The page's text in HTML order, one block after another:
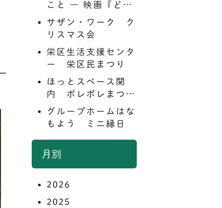
こと ― 映画『どう
すればよかった
か？』上映会＆対談
サザン・ワーク ク
リスマス会
栄区生活支援センタ
ー 栄区民まつり
ほっとスペース関
内 ポレポレまつり
報告
グループホームはな
もよう ミニ縁日
月別
2026
2025